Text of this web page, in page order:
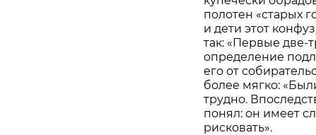
полотен «старых
и дети этот
так: «Первые две-
определение
его от
более мягко:
трудно.
понял: он имеет
рисковать».